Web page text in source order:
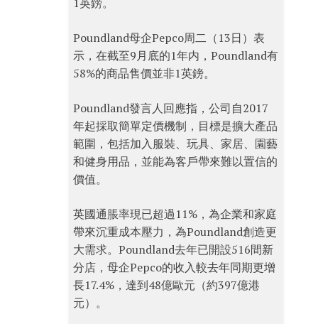
Poundland母企Pepco周二（13日）表
示，在截至9月底的1年内，Poundland有
58%的商品售價並非1英鎊。
Poundland發言人回應指，公司自2017
年起採取簡單定價機制，目標是擴大產品
範圍，包括加入服裝、玩具、家居、園藝
和健身用品，並能為客戶帶來難以置信的
價值。
英國通脹率現已超過11%，為企業和家庭
帶來沉重成本壓力，為Poundland創造更
大需求。Poundland去年已開設516間新
分店，母企Pepco的收入較去年同期更增
長17.4%，達到48億歐元（約397億港
元）。